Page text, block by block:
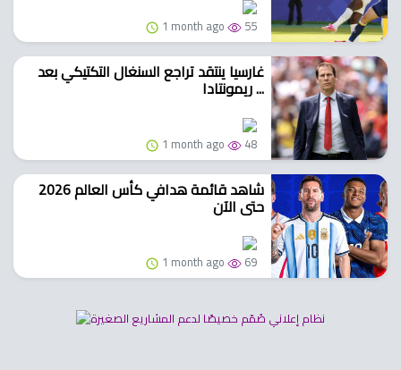
1 month ago 55
غارسيا ينتقد تراجع السنغال التكتيكي بعد
ريمونتادا ...
1 month ago 48
شاهد قائمة هدافي كأس العالم 2026
حتى الآن
1 month ago 69